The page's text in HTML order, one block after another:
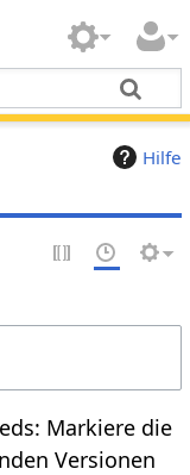
Hilfe
Markiere die
Versionen